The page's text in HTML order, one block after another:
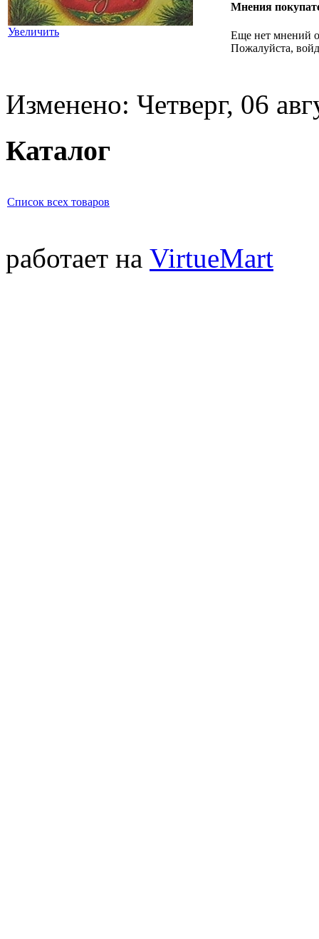
Увеличить
Мнения
Еще нет мнений
Пожалуйста,
Изменено: Четверг, 06
Каталог
Список всех товаров
работает на VirtueMart